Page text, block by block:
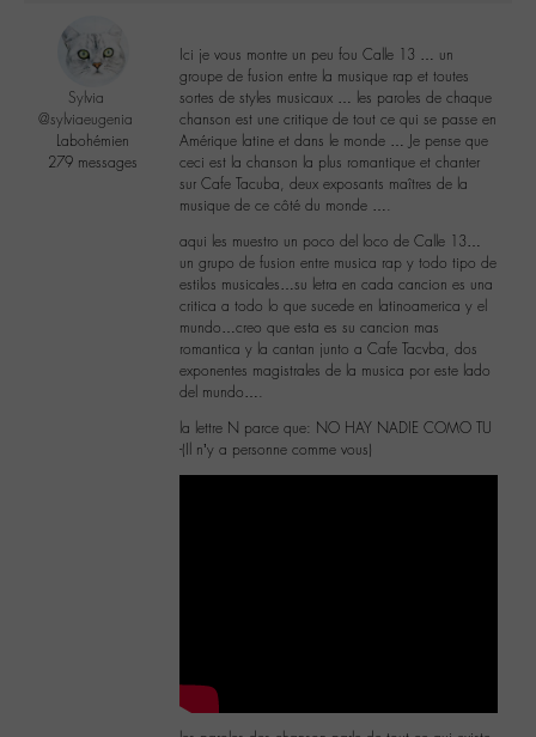
Sylvia
@sylviaeugenia
Labohémien
279 messages
Ici je vous montre un peu fou Calle 13 … un
groupe de fusion entre la musique rap et toutes
sortes de styles musicaux … les paroles de chaque
chanson est une critique de tout ce qui se passe en
Amérique latine et dans le monde … Je pense que
ceci est la chanson la plus romantique et chanter
sur Cafe Tacuba, deux exposants maîtres de la
musique de ce côté du monde ….
aqui les muestro un poco del loco de Calle 13…
un grupo de fusion entre musica rap y todo tipo de
estilos musicales…su letra en cada cancion es una
critica a todo lo que sucede en latinoamerica y el
mundo…creo que esta es su cancion mas
romantica y la cantan junto a Cafe Tacvba, dos
exponentes magistrales de la musica por este lado
del mundo….
la lettre N parce que: NO HAY NADIE COMO TU
-(Il n’y a personne comme vous)